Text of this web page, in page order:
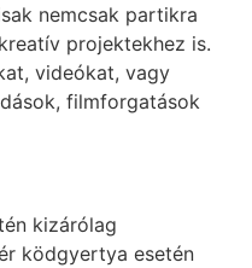
nemcsak partikra
projektekhez is.
videókat, vagy
filmforgatások
kizárólag
ködgyertya esetén